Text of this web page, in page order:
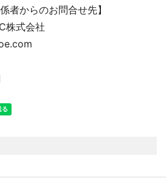
者からのお問合せ先】
株式会社